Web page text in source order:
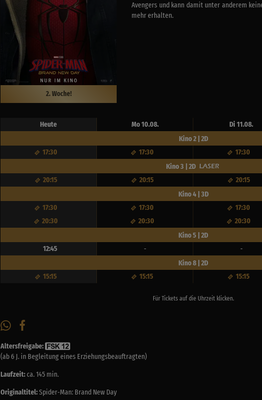
2. Woche!
Avengers und kann damit unter anderem
mehr erhalten.
Heute Mo 10.08. Di 11.08.
17:30 17:30 17:30
20:15 20:15 20:15
17:30 17:30 17:30
20:30
20:30 20:30
12:45 - -
15:15 15:15 15:15
Kino 2 | 2D
Kino 3 | 2D
Kino 4 | 3D
Kino 5 | 2D
Kino 8 | 2D
Für Tickets auf die Uhrzeit klicken.
Altersfreigabe:
(ab 6 J. in Begleitung eines Erziehungsbeauftragten)
Laufzeit:ca. 145 min.
Originaltitel:Spider-Man: Brand New Day